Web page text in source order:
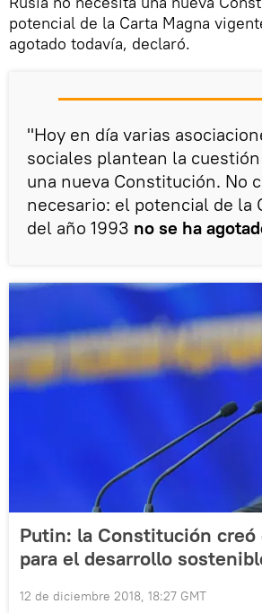
potencial de la Carta Magna
agotado todavía, declaró.
"Hoy en día varias
sociales plantean la
una nueva Constitución. No
necesario: el potencial de la
del año 1993 no se ha
Putin: la Constitución creó
para el desarrollo
12 de diciembre 2018, 18:27 GMT